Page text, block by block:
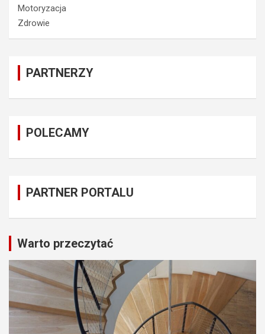
Motoryzacja
Zdrowie
PARTNERZY
POLECAMY
PARTNER PORTALU
Warto przeczytać